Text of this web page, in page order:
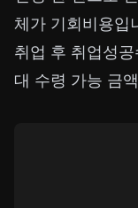
체가 기회비용입
취업 후 취업성
대 수령 가능 금